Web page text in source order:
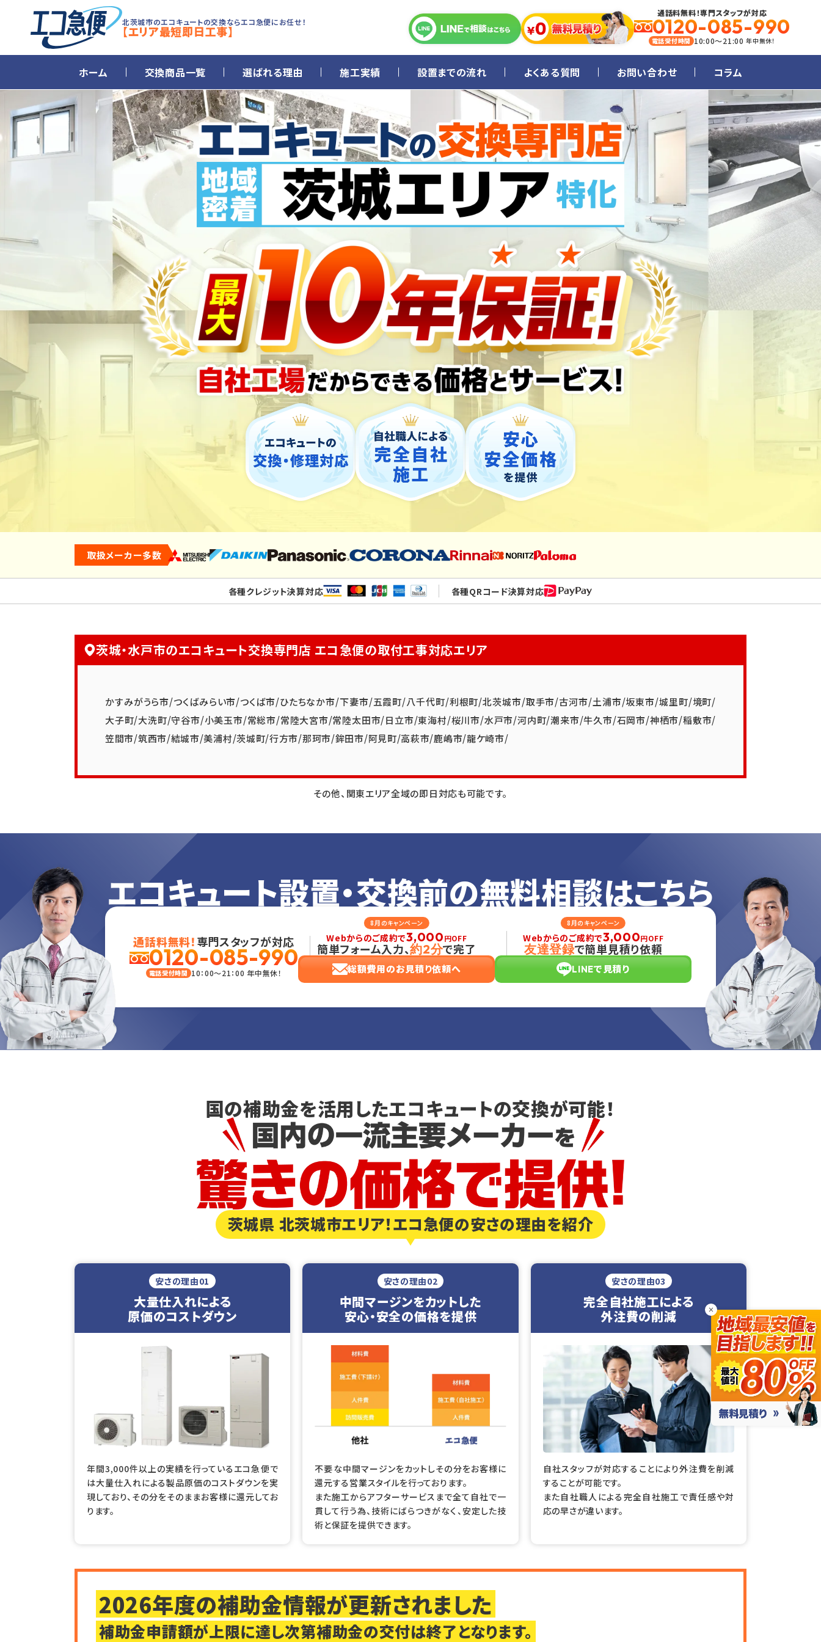
北茨城市のエコキュートの交換ならエコ急便にお任せ！
【エリア最短即日工事】
通話料無料！専門スタッフが対応
0120-085-990
電話受付時間 10:00～21:00年中無休！
ホーム 交換商品一覧 選ばれる理由 施工実績 設置までの流れ よくある質問 お問い合わせ コラム
取扱メーカー多数
各種クレジット決算対応 各種QRコード決算対応
茨城・水戸市のエコキュート交換専門店 エコ急便の取付工事対応エリア
かすみがうら市/つくばみらい市/つくば市/ひたちなか市/下妻市/五霞町/八千代町/利根町/北茨城市/取手市/古河市/土浦市/坂東市/城里町/境町/
大子町/大洗町/守谷市/小美玉市/常総市/常陸大宮市/常陸太田市/日立市/東海村/桜川市/水戸市/河内町/潮来市/牛久市/石岡市/神栖市/稲敷市/
笠間市/筑西市/結城市/美浦村/茨城町/行方市/那珂市/鉾田市/阿見町/高萩市/鹿嶋市/龍ケ崎市/
その他、関東エリア全域の即日対応も可能です。
エコキュート設置・交換前の無料相談はこちら
通話料無料！専門スタッフが対応
0120-085-990
電話受付時間 10：00～21：00 年中無休！
Webからのご成約で3,000円OFF
8月のキャンペーン
簡単フォーム入力、約2分で完了
総額費用のお見積り依頼へ
Webからのご成約で3,000円OFF
8月のキャンペーン
友達登録で簡単見積り依頼
LINEで見積り
国の補助金を活用したエコキュートの交換が可能！
茨城県 北茨城市エリア！エコ急便の安さの理由を紹介
安さの理由01
大量仕入れによる
原価のコストダウン
年間3,000件以上の実績を行っているエコ急便で
は大量仕入れによる製品原価のコストダウンを実
現しており、その分をそのままお客様に還元してお
ります。
安さの理由02
中間マージンをカットした
安心・安全の価格を提供
不要な中間マージンをカットしその分をお客様に
還元する営業スタイルを行っております。
また施工からアフターサービスまで全て自社で一
貫して行う為、技術にばらつきがなく、安定した技
術と保証を提供できます。
安さの理由03
完全自社施工による
外注費の削減
自社スタッフが対応することにより外注費を削減
することが可能です。
また自社職人による完全自社施工で責任感や対
応の早さが違います。
2026年度の補助金情報が更新されました
補助金申請額が上限に達し次第補助金の交付は終了となります。
×